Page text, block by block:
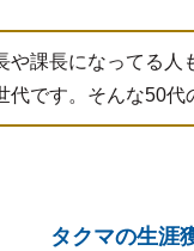
や課長になってる
代です。そんな50代
タクマの生涯